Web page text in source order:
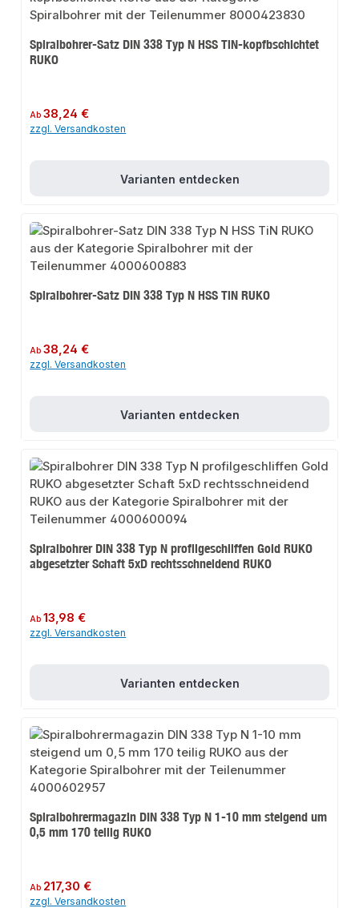
Spiralbohrer-Satz DIN 338 Typ N HSS TiN-kopfbschichtet
RUKO
Regulärer Preis:
Ab38,24 €
zzgl. Versandkosten
Varianten entdecken
Spiralbohrer-Satz DIN 338 Typ N HSS TiN RUKO
Regulärer Preis:
Ab38,24 €
zzgl. Versandkosten
Varianten entdecken
Spiralbohrer DIN 338 Typ N profilgeschliffen Gold RUKO
abgesetzter Schaft 5xD rechtsschneidend RUKO
Regulärer Preis:
Ab13,98 €
zzgl. Versandkosten
Varianten entdecken
Spiralbohrermagazin DIN 338 Typ N 1-10 mm steigend um
0,5 mm 170 teilig RUKO
Regulärer Preis:
Ab 217,30 €
zzgl. Versandkosten